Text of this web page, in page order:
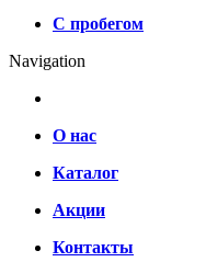
С пробегом
Navigation
О нас
Каталог
Акции
Контакты